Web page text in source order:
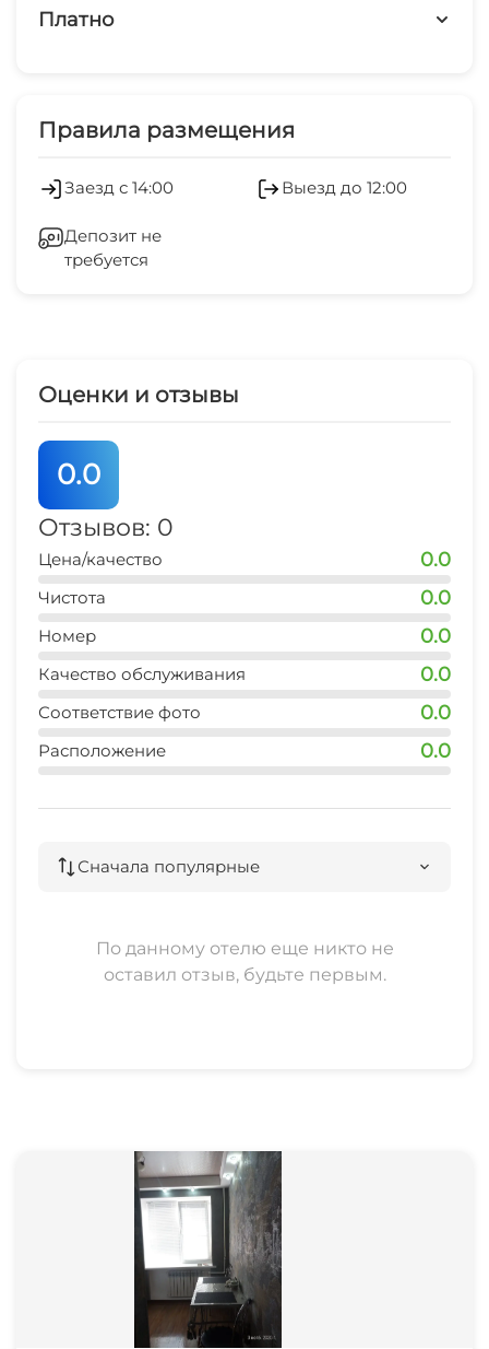
Платно
Правила размещения
Заезд с 14:00 Выезд до 12:00
Депозит не
требуется
Оценки и отзывы
0.0
Отзывов: 0
Цена/качество 0.0
Чистота 0.0
Номер 0.0
Качество обслуживания 0.0
Соответствие фото 0.0
Расположение 0.0
Сначала популярные
По данному отелю еще никто не
оставил отзыв, будьте первым.